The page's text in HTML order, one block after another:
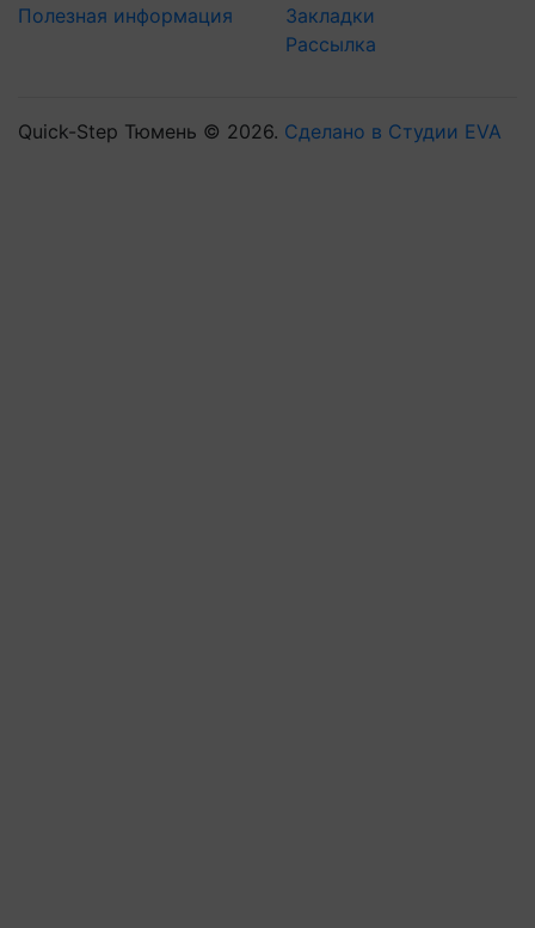
Полезная информация
Закладки
Рассылка
Quick-Step Тюмень © 2026. Сделано в Студии EVA